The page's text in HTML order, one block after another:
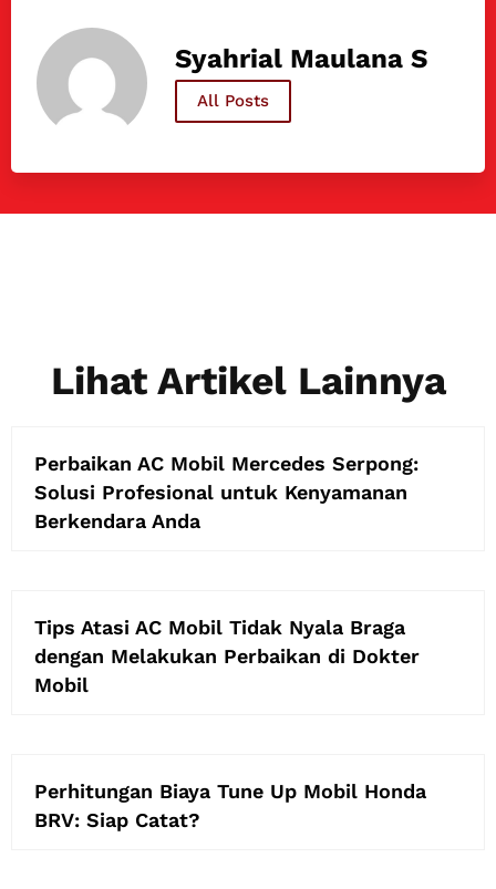
Syahrial Maulana S
All Posts
Lihat Artikel Lainnya
Perbaikan AC Mobil Mercedes Serpong:
Solusi Profesional untuk Kenyamanan
Berkendara Anda
Tips Atasi AC Mobil Tidak Nyala Braga
dengan Melakukan Perbaikan di Dokter
Mobil
Perhitungan Biaya Tune Up Mobil Honda
BRV: Siap Catat?